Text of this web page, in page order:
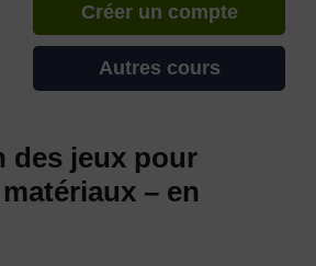
Créer un compte
Autres cours
des jeux pour
– en